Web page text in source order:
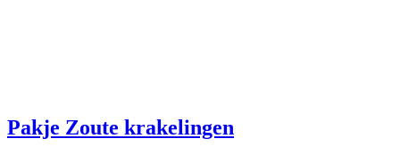
Pakje Zoute krakelingen